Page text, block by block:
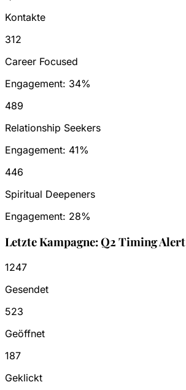
Kontakte
312
Career Focused
Engagement: 34%
489
Relationship Seekers
Engagement: 41%
446
Spiritual Deepeners
Engagement: 28%
Letzte Kampagne: Q2 Timing Alert
1247
Gesendet
523
Geöffnet
187
Geklickt